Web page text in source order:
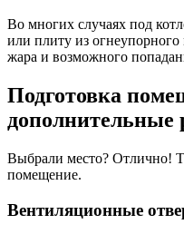
Во многих случаях под
или плиту из
жара и возможного
Подготовка
дополнительные
Выбрали место? Отлично!
помещение.
Вентиляционные